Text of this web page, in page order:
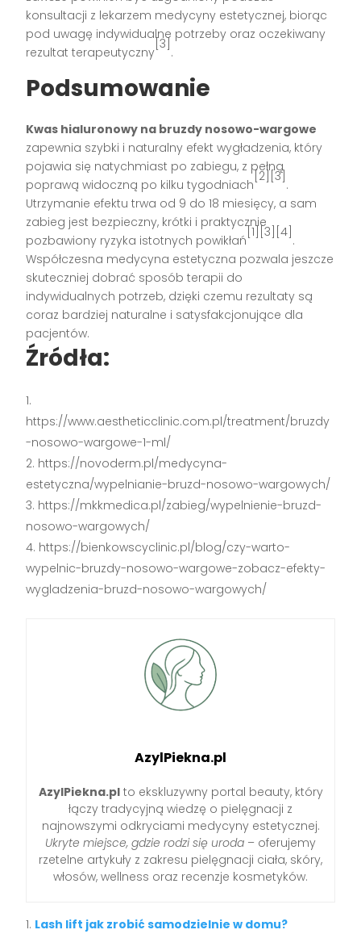
konsultacji z lekarzem medycyny estetycznej, biorąc
pod uwagę indywidualne potrzeby oraz oczekiwany
rezultat terapeutyczny
[3]
.
Podsumowanie
Kwas hialuronowy na bruzdy nosowo-wargowe
zapewnia szybki i naturalny efekt wygładzenia, który
pojawia się natychmiast po zabiegu, z pełną
poprawą widoczną po kilku tygodniach
[2][3]
.
Utrzymanie efektu trwa od 9 do 18 miesięcy, a sam
zabieg jest bezpieczny, krótki i praktycznie
pozbawiony ryzyka istotnych powikłań
[1][3][4]
.
Współczesna medycyna estetyczna pozwala jeszcze
skuteczniej dobrać sposób terapii do
indywidualnych potrzeb, dzięki czemu rezultaty są
coraz bardziej naturalne i satysfakcjonujące dla
pacjentów.
Źródła:
https://www.aestheticclinic.com.pl/treatment/bruzdy
-nosowo-wargowe-1-ml/
https://novoderm.pl/medycyna-
estetyczna/wypelnianie-bruzd-nosowo-wargowych/
https://mkkmedica.pl/zabieg/wypelnienie-bruzd-
nosowo-wargowych/
https://bienkowscyclinic.pl/blog/czy-warto-
wypelnic-bruzdy-nosowo-wargowe-zobacz-efekty-
wygladzenia-bruzd-nosowo-wargowych/
AzylPiekna.pl
AzylPiekna.plto ekskluzywny portal beauty, który
łączy tradycyjną wiedzę o pielęgnacji z
najnowszymi odkryciami medycyny estetycznej.
Ukryte miejsce, gdzie rodzi się uroda – oferujemy
rzetelne artykuły z zakresu pielęgnacji ciała, skóry,
włosów, wellness oraz recenzje kosmetyków.
Lash lift jak zrobić samodzielnie w domu?